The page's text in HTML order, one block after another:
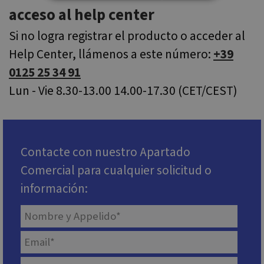
acceso al help center
Si no logra registrar el producto o acceder al
Help Center, llámenos a este número:+39
0125 25 34 91
Lun - Vie 8.30-13.00 14.00-17.30 (CET/CEST)
Contacte con nuestro Apartado
Comercial para cualquier solicitud o
información:
Cookies estrictamente necesarias
Cookies de rendimiento
Cookies de preferencias
Cookies no clasificadas
funcionalidad principal del sitio web, como el
correctamente sin las cookies estrictamente
necesarias.
Nombre
Proveedor /